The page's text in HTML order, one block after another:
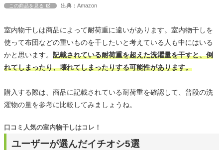
この商品を見る 出典：Amazon
室内物干しは商品によって耐荷重に違いがあります。室内物干しを
使って布団などの重いものを干したいと考えている人も中にはいる
かと思います。 記載されている耐荷重を超えた洗濯量を干すと、倒
れてしまったり、壊れてしまったりする可能性があります。
購入する際は、商品に記載されている耐荷重を確認して、普段の洗
濯物の量を参考に比較してみましょうね。
ユーザーが選んだイチオシ5選
口コミ人気の室内物干しはコレ！